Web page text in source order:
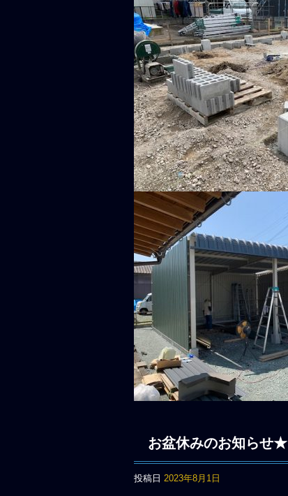
お盆休みのお知らせ★
投稿日 2023年8月1日